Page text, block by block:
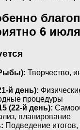
6 июля
Творчество,
й день):
процедуры
(22-й день):
планирование
Подведение